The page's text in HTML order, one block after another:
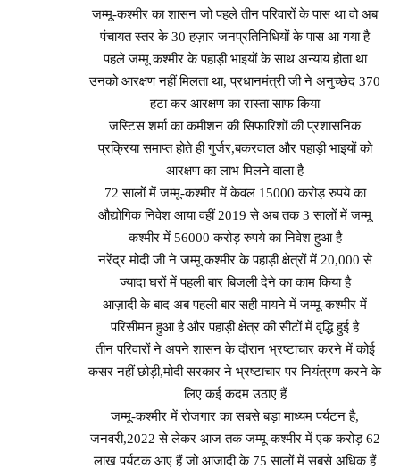
जम्मू-कश्मीर का शासन जो पहले तीन परिवारों के पास था वो अब
पंचायत स्तर के 30 हज़ार जनप्रतिनिधियों के पास आ गया है
पहले जम्मू कश्मीर के पहाड़ी भाइयों के साथ अन्याय होता था
उनको आरक्षण नहीं मिलता था, प्रधानमंत्री जी ने अनुच्छेद 370
हटा कर आरक्षण का रास्ता साफ किया
जस्टिस शर्मा का कमीशन की सिफारिशों की प्रशासनिक
प्रक्रिया समाप्त होते ही गुर्जर,बकरवाल और पहाड़ी भाइयों को
आरक्षण का लाभ मिलने वाला है
72 सालों में जम्मू-कश्मीर में केवल 15000 करोड़ रुपये का
औद्योगिक निवेश आया वहीं 2019 से अब तक 3 सालों में जम्मू
कश्मीर में 56000 करोड़ रुपये का निवेश हुआ है
नरेंद्र मोदी जी ने जम्मू कश्मीर के पहाड़ी क्षेत्रों में 20,000 से
ज्यादा घरों में पहली बार बिजली देने का काम किया है
आज़ादी के बाद अब पहली बार सही मायने में जम्मू-कश्मीर में
परिसीमन हुआ है और पहाड़ी क्षेत्र की सीटों में वृद्धि हुई है
तीन परिवारों ने अपने शासन के दौरान भ्रष्टाचार करने में कोई
कसर नहीं छोड़ी,मोदी सरकार ने भ्रष्टाचार पर नियंत्रण करने के
लिए कई कदम उठाए हैं
जम्मू-कश्मीर में रोजगार का सबसे बड़ा माध्यम पर्यटन है,
जनवरी,2022 से लेकर आज तक जम्मू-कश्मीर में एक करोड़ 62
लाख पर्यटक आए हैं जो आजादी के 75 सालों में सबसे अधिक हैं